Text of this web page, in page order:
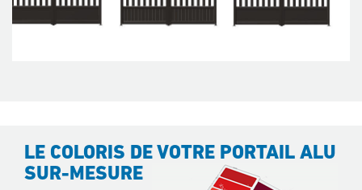
LE COLORIS DE VOTRE PORTAIL ALU
SUR-MESURE